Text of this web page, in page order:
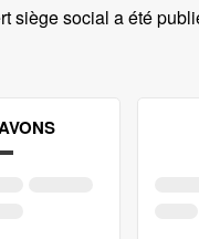
siège social a été